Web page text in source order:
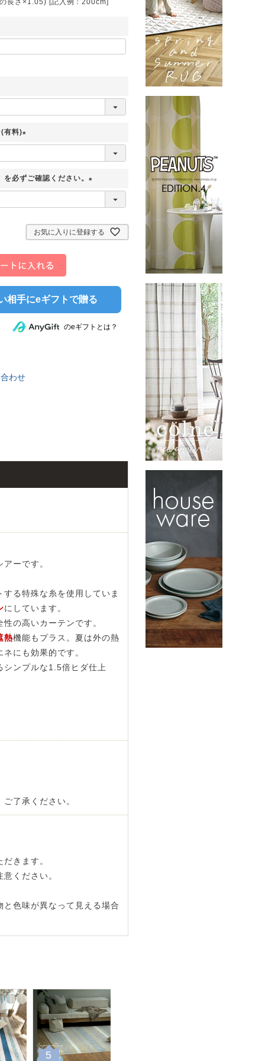
長さ×1.05) [記入例：200cm]
有料)
必
須
)
必ずご確認ください。
必
須
)
お気に入りに登録する
相手にeギフトで贈る
のeギフトとは？
わせ
ーです。
る特殊な糸を使用していま
にしています。
の高いカーテンです。
熱機能もプラス。夏は外の熱
にも効果的です。
シンプルな1.5倍ヒダ仕上
了承ください。
きます。
ください。
色味が異なって見える場合
5